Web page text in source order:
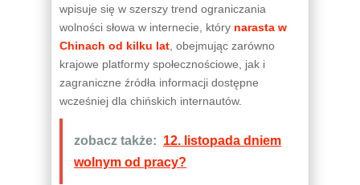
wpisuje się w szerszy trend ograniczania
wolności słowa w internecie, który narasta w
Chinach od kilku lat , obejmując zarówno
krajowe platformy społecznościowe, jak i
zagraniczne źródła informacji dostępne
wcześniej dla chińskich internautów.
zobacz także: 12. listopada dniem
wolnym od pracy?